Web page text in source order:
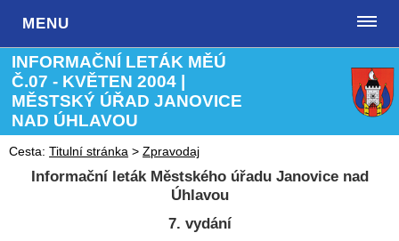
MENU
INFORMAČNÍ LETÁK MĚÚ
Č.07 - KVĚTEN 2004 |
MĚSTSKÝ ÚŘAD JANOVICE
NAD ÚHLAVOU
Cesta: Titulní stránka >Zpravodaj
Informační leták Městského úřadu Janovice nad
Úhlavou
7. vydání